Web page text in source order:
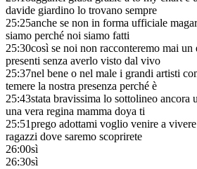
davide giardino lo trovano sempre
25:25anche se non in forma ufficiale
siamo perché noi siamo fatti
25:30così se noi non racconteremo mai un
presenti senza averlo visto dal vivo
25:37nel bene o nel male i grandi artisti
temere la nostra presenza perché è
25:43stata bravissima lo sottolineo ancora
una vera regina mamma doya ti
25:51prego adottami voglio venire a
ragazzi dove saremo scoprirete
26:00sì
26:30sì